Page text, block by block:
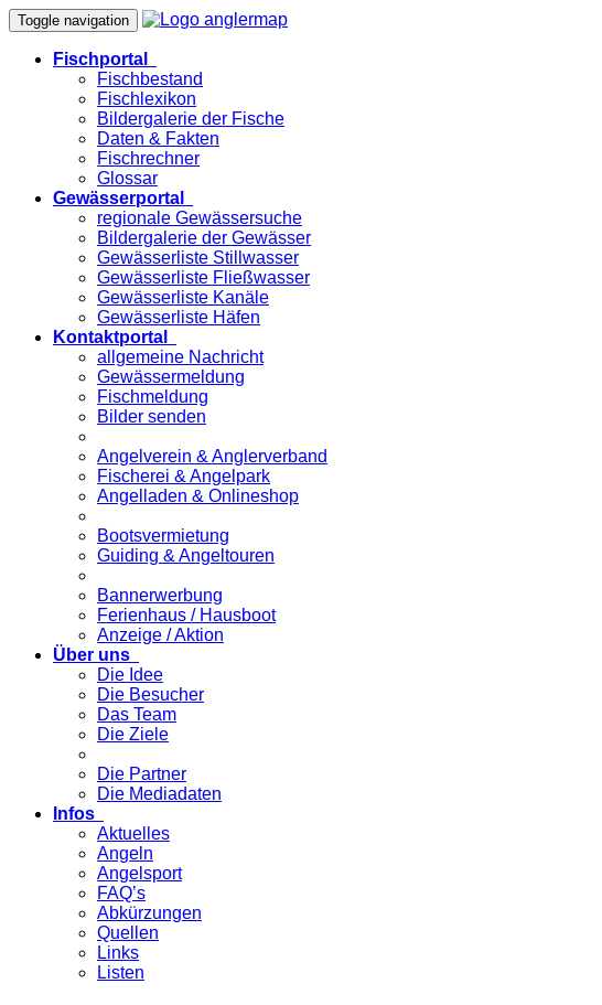
Toggle navigation
Fischportal
Fischbestand
Fischlexikon
Bildergalerie der Fische
Daten & Fakten
Fischrechner
Glossar
Gewässerportal
regionale Gewässersuche
Bildergalerie der Gewässer
Gewässerliste Stillwasser
Gewässerliste Fließwasser
Gewässerliste Kanäle
Gewässerliste Häfen
Kontaktportal
allgemeine Nachricht
Gewässermeldung
Fischmeldung
Bilder senden
Angelverein & Anglerverband
Fischerei & Angelpark
Angelladen & Onlineshop
Bootsvermietung
Guiding & Angeltouren
Bannerwerbung
Ferienhaus / Hausboot
Anzeige / Aktion
Über uns
Die Idee
Die Besucher
Das Team
Die Ziele
Die Partner
Die Mediadaten
Infos
Aktuelles
Angeln
Angelsport
FAQ’s
Abkürzungen
Quellen
Links
Listen